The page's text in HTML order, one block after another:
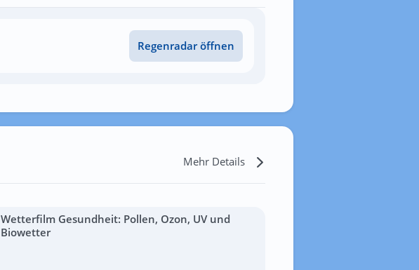
Regenradar öffnen
Mehr Details
Wetterfilm Gesundheit: Pollen, Ozon, UV und
Biowetter